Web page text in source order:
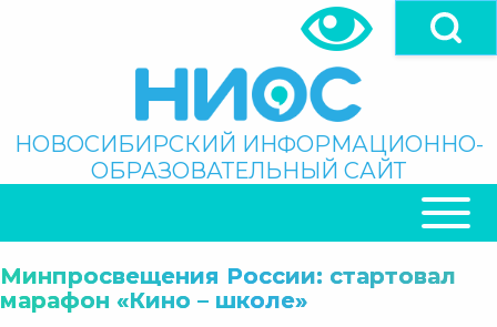
Поиск
НОВОСИБИРСКИЙ ИНФОРМАЦИОННО-
ОБРАЗОВАТЕЛЬНЫЙ САЙТ
НАВИГАЦИЯ
Минпросвещения России: стартовал
марафон «Кино – школе»